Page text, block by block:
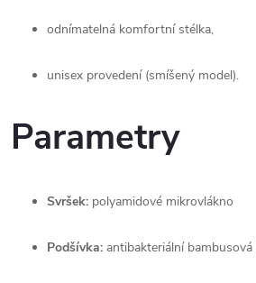
odnímatelná komfortní stélka,
unisex provedení (smíšený model).
Parametry
Svršek: polyamidové mikrovlákno
Podšívka: antibakteriální